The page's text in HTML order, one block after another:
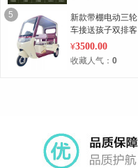
5
新款带棚电动三轮
车接送孩子双排客
货两用休闲老人代
步电动三轮车
¥3500.00
收藏人气： 0